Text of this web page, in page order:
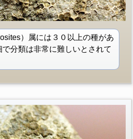
）属には３０以上の種があ
で分類は非常に難しいとされて